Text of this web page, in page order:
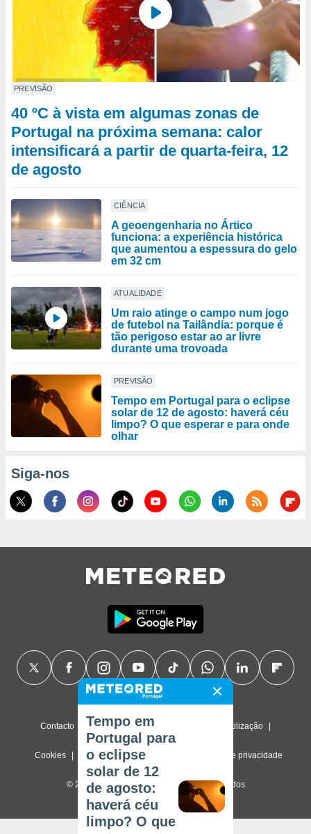
PREVISÃO
40 ºC à vista em algumas zonas de
Portugal na próxima semana: calor
intensificará a partir de quarta-feira, 12
de agosto
CIÊNCIA
A geoengenharia no Ártico
funciona: a experiência histórica
que aumentou a espessura do gelo
em 32 cm
ATUALIDADE
Um raio atinge o campo num jogo
de futebol na Tailândia: porque é
tão perigoso estar ao ar livre
durante uma trovoada
PREVISÃO
Tempo em Portugal para o eclipse
solar de 12 de agosto: haverá céu
limpo? O que esperar e para onde
olhar
Siga-nos
Contacto Sobre nós FAQ Termos de utilização
Cookies Política de privacidade Definições de privacidade
© 2026 Meteored. Todos os direitos reservados
Tempo em
Portugal para
o eclipse
solar de 12
de agosto:
haverá céu
limpo? O que